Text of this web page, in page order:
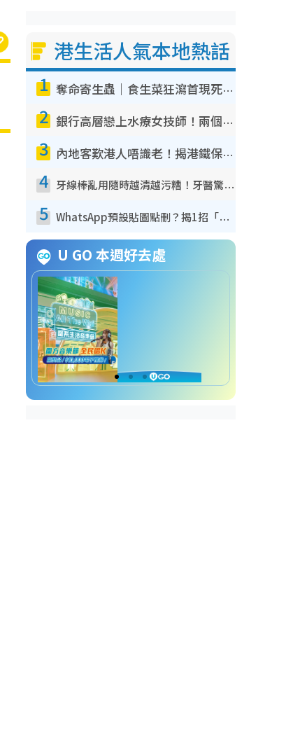
港生活人氣本地熱話
1 奪命寄生蟲｜食生菜狂瀉首現死者！疫潮惡化錄1.8萬宗病例 揭洗菜3大謬誤
2 銀行高層戀上水療女技師！兩個月借128萬驚覺「沉船」沉落火海 揭背後疑似邪教操控賣淫
3 內地客歎港人唔識老！揭港鐵保鮮級冷氣 港人求放過：咪投訴
4 牙線棒亂用隨時越清越污糟！牙醫驚揭盲目過戶細菌恐致蛀牙：呢種先係日常真保養
5 WhatsApp預設貼圖點刪？揭1招「反向操作」還原簡潔介面 附3步實測教學
U GO 本週好去處